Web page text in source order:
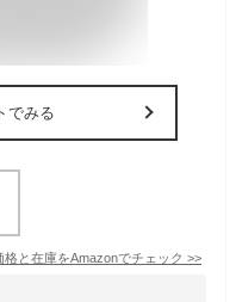
でみる
格と在庫をAmazonでチェック >>